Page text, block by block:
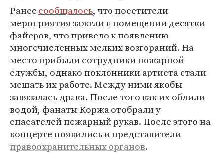
Ранее сообщалось, что посетители
мероприятия зажгли в помещении десятки
файеров, что привело к появлению
многочисленных мелких возгораний. На
место прибыли сотрудники пожарной
службы, однако поклонники артиста стали
мешать их работе. Между ними якобы
завязалась драка. После того как их облили
водой, фанаты Коржа отобрали у
спасателей пожарный рукав. После этого на
концерте появились и представители
правоохранительных органов.